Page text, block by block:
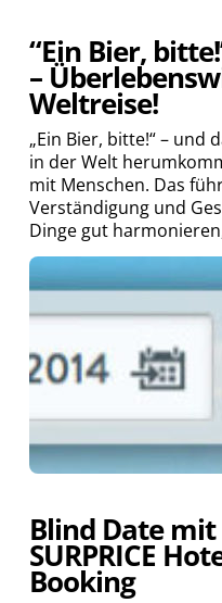
“Ein Bier,
–
Weltreise!
„Ein Bier, bitte!“ – und
in der Welt
mit Menschen. Das
Verständigung und
Dinge gut
Blind Date
SURPRICE
Booking